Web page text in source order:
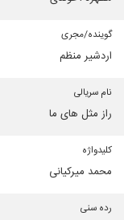
گوینده/مجری
اردشیر منظم
نام سریالی
راز مثل های ما
كلیدواژه
محمد میركیانی
رده سنی